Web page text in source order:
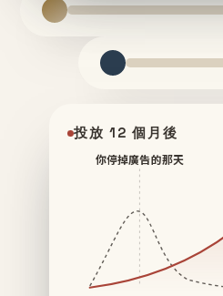
投放 12 個月後
你停掉廣告的那天